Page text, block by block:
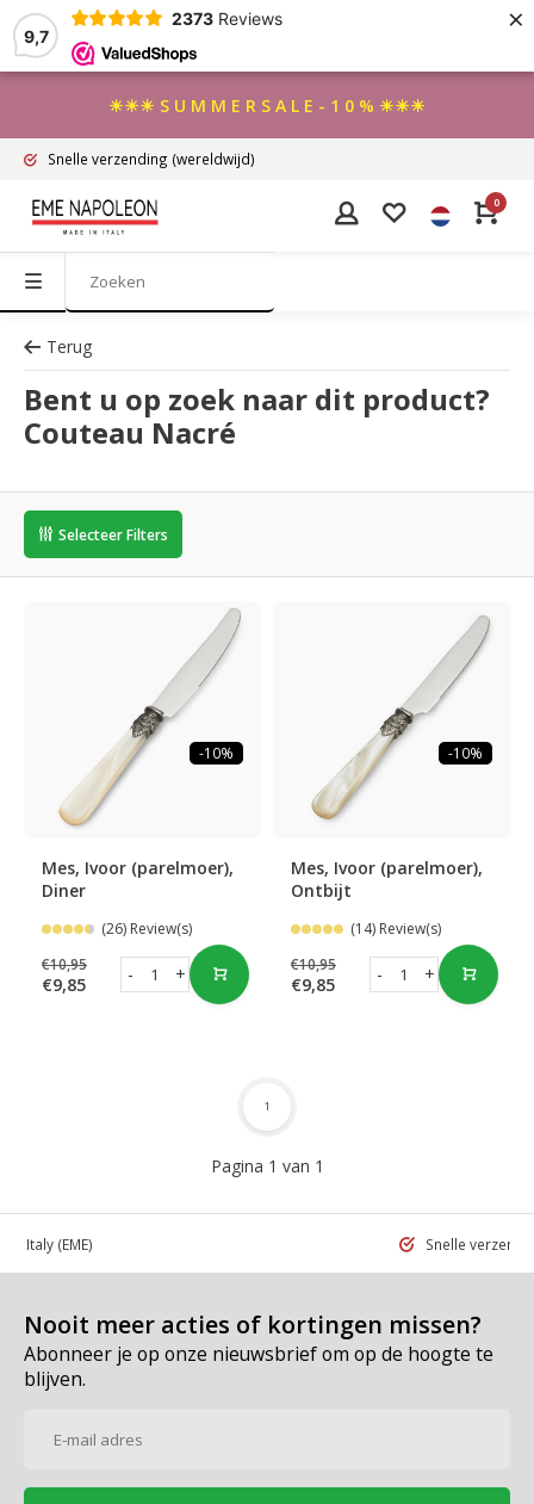
9,7
2373 Reviews ×
☀☀☀ S U M M E R S A L E - 1 0 % ☀☀☀
Snelle verzending (wereldwijd)
0
Terug
Bent u op zoek naar dit product?
Couteau Nacré
Selecteer Filters
-10%
Mes, Ivoor (parelmoer),
Diner
(26) Review(s)
€10,95
€9,85 +
-
-10%
Mes, Ivoor (parelmoer),
Ontbijt
(14) Review(s)
€10,95
€9,85 +
-
Pagina 1 van 1
1
in Italy (EME) Snelle
Nooit meer acties of kortingen missen?
Abonneer je op onze nieuwsbrief om op de hoogte te
blijven.